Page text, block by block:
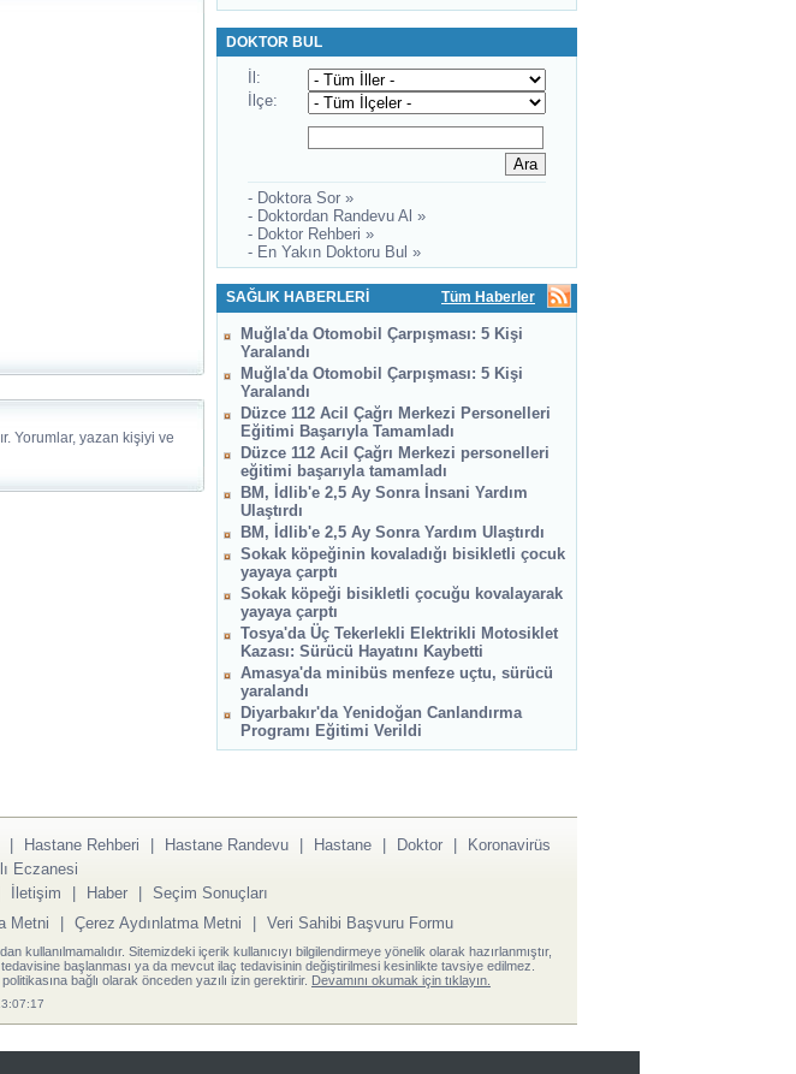
Yorumlar, yazan kişiyi ve
DOKTOR BUL
İl:
İlçe:
- Doktora Sor »
- Doktordan Randevu Al »
- Doktor Rehberi »
- En Yakın Doktoru Bul »
SAĞLIK HABERLERİ Tüm Haberler
Muğla'da Otomobil Çarpışması: 5 Kişi
Yaralandı
Muğla'da Otomobil Çarpışması: 5 Kişi
Yaralandı
Düzce 112 Acil Çağrı Merkezi Personelleri
Eğitimi Başarıyla Tamamladı
Düzce 112 Acil Çağrı Merkezi personelleri
eğitimi başarıyla tamamladı
BM, İdlib'e 2,5 Ay Sonra İnsani Yardım
Ulaştırdı
BM, İdlib'e 2,5 Ay Sonra Yardım Ulaştırdı
Sokak köpeğinin kovaladığı bisikletli çocuk
yayaya çarptı
Sokak köpeği bisikletli çocuğu kovalayarak
yayaya çarptı
Tosya'da Üç Tekerlekli Elektrikli Motosiklet
Kazası: Sürücü Hayatını Kaybetti
Amasya'da minibüs menfeze uçtu, sürücü
yaralandı
Diyarbakır'da Yenidoğan Canlandırma
Programı Eğitimi Verildi
| Hastane Rehberi | Hastane Randevu | Hastane | Doktor |
Koronavirüs
Eczanesi
İletişim | Haber | Seçim Sonuçları
Metni | Çerez Aydınlatma Metni | Veri Sahibi Başvuru Formu
Sitemizdeki içerik kullanıcıyı bilgilendirmeye yönelik olarak hazırlanmıştır,
başlanması ya da mevcut ilaç tedavisinin değiştirilmesi kesinlikte tavsiye edilmez.
bağlı olarak önceden yazılı izin gerektirir. Devamını okumak için tıklayın.